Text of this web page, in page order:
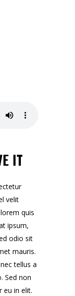
IT
velit
quis
ipsum,
odio sit
mauris.
tellus a
Sed non
eu in elit.